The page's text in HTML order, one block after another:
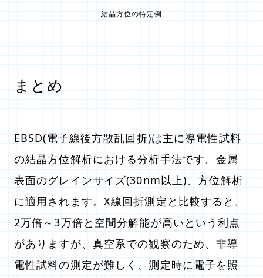
結晶方位の特定例
まとめ
EBSD(電子線後方散乱回折)は主に導電性試料
の結晶方位解析における分析手法です。金属
表面のグレインサイズ(30nm以上)、方位解析
に適用されます。X線回折測定と比較すると、
2万倍～3万倍と空間分解能が高いという利点
がありますが、真空系での観察のため、非導
電性試料の測定が難しく、測定時に電子を照